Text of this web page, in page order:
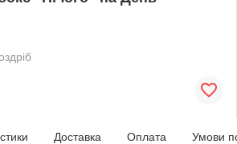
Доставка Оплата Умови